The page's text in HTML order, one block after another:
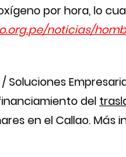
por hora, lo
pe/noticias/
del
en el Callao. Más